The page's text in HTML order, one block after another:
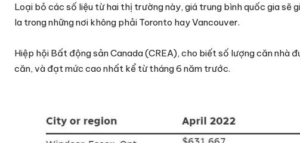
Loại bỏ các số liệu từ hai thị trường này, giá trung bình quốc gia
la trong những nơi không phải Toronto hay Vancouver.
Hiệp hội Bất động sản Canada (CREA), cho biết số lượng căn nhà
căn, và đạt mức cao nhất kể từ tháng 6 năm trước.